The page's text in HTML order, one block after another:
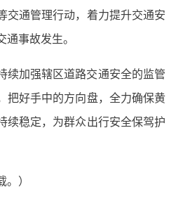
交通管理行动，着力提升交通安
事故发生。
续加强辖区道路交通安全的监管
把好手中的方向盘，全力确保黄
续稳定，为群众出行安全保驾护
）